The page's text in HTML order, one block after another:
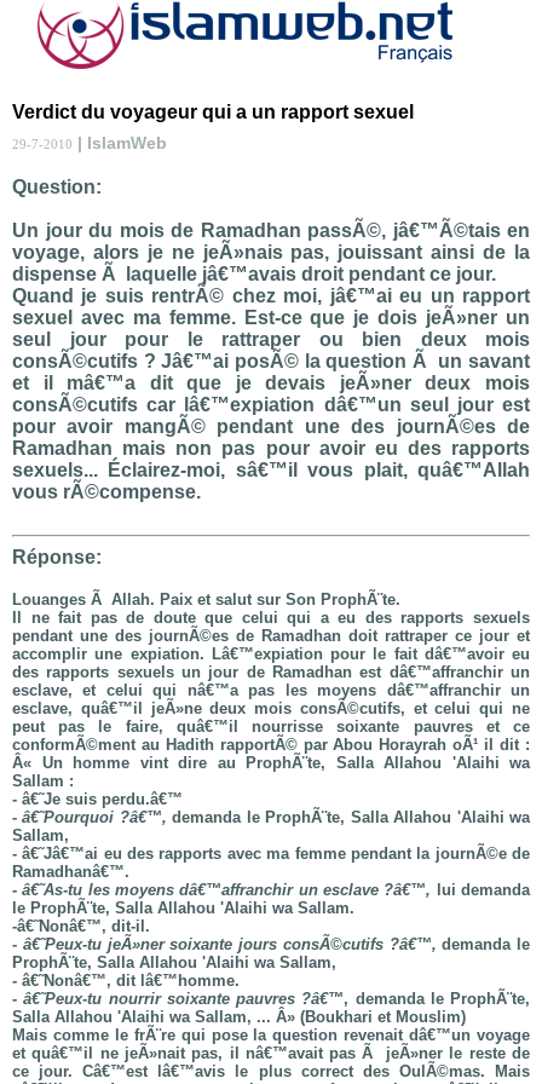
Verdict du voyageur qui a un rapport sexuel
29-7-2010 | IslamWeb
Question:
Un jour du mois de Ramadhan passÃ©, jâ€™Ã©tais en
voyage, alors je ne jeÃ»nais pas, jouissant ainsi de la
dispense Ã laquelle jâ€™avais droit pendant ce jour.
Quand je suis rentrÃ© chez moi, jâ€™ai eu un rapport
sexuel avec ma femme. Est-ce que je dois jeÃ»ner un
seul jour pour le rattraper ou bien deux mois
consÃ©cutifs ? Jâ€™ai posÃ© la question Ã un savant
et il mâ€™a dit que je devais jeÃ»ner deux mois
consÃ©cutifs car lâ€™expiation dâ€™un seul jour est
pour avoir mangÃ© pendant une des journÃ©es de
Ramadhan mais non pas pour avoir eu des rapports
sexuels... Éclairez-moi, sâ€™il vous plait, quâ€™Allah
vous rÃ©compense.
Réponse:
Louanges Ã Allah. Paix et salut sur Son ProphÃ¨te.
Il ne fait pas de doute que celui qui a eu des rapports sexuels
pendant une des journÃ©es de Ramadhan doit rattraper ce jour et
accomplir une expiation. Lâ€™expiation pour le fait dâ€™avoir eu
des rapports sexuels un jour de Ramadhan est dâ€™affranchir un
esclave, et celui qui nâ€™a pas les moyens dâ€™affranchir un
esclave, quâ€™il jeÃ»ne deux mois consÃ©cutifs, et celui qui ne
peut pas le faire, quâ€™il nourrisse soixante pauvres et ce
conformÃ©ment au Hadith rapportÃ© par Abou Horayrah oÃ¹ il dit :
Â« Un homme vint dire au ProphÃ¨te, Salla Allahou 'Alaihi wa
Sallam :
- â€˜Je suis perdu.â€™
- â€˜Pourquoi ?â€™, demanda le ProphÃ¨te, Salla Allahou 'Alaihi wa
Sallam,
- â€˜Jâ€™ai eu des rapports avec ma femme pendant la journÃ©e de
Ramadhanâ€™.
- â€˜As-tu les moyens dâ€™affranchir un esclave ?â€™, lui demanda
le ProphÃ¨te, Salla Allahou 'Alaihi wa Sallam.
-â€˜Nonâ€™, dit-il.
- â€˜Peux-tu jeÃ»ner soixante jours consÃ©cutifs ?â€™, demanda le
ProphÃ¨te, Salla Allahou 'Alaihi wa Sallam,
- â€˜Nonâ€™, dit lâ€™homme.
- â€˜Peux-tu nourrir soixante pauvres ?â€™, demanda le ProphÃ¨te,
Salla Allahou 'Alaihi wa Sallam, ... Â» (Boukhari et Mouslim)
Mais comme le frÃ¨re qui pose la question revenait dâ€™un voyage
et quâ€™il ne jeÃ»nait pas, il nâ€™avait pas Ã jeÃ»ner le reste de
ce jour. Câ€™est lâ€™avis le plus correct des OulÃ©mas. Mais